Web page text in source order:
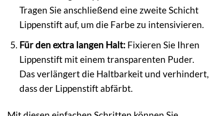
Tragen Sie anschließend eine zweite Schicht
Lippenstift auf, um die Farbe zu intensivieren.
Für den extra langen Halt:Fixieren Sie Ihren
Lippenstift mit einem transparenten Puder.
Das verlängert die Haltbarkeit und verhindert,
dass der Lippenstift abfärbt.